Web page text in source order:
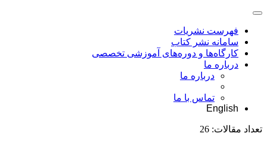
فهرست نشریات
سامانه نشر کتاب
کارگاه‌ها و دوره‌های آموزشی تخصصی
درباره ما
درباره ما
تماس با ما
English
تعداد مقالات: 26